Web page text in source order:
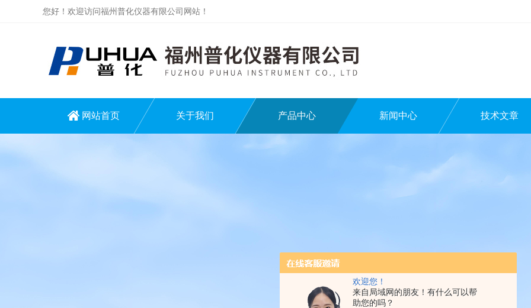
欢迎您！
来自局域网的朋友！有什么可以帮
助您的吗？
您好！欢迎访问福州普化仪器有限公司网站！
网站首页 关于我们 产品中心 新闻中心 技术文章